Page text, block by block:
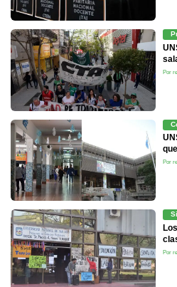
Por
Por
Por